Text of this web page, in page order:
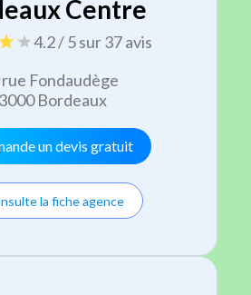
Centre
4.2 / 5 sur 37 avis
rue Fondaudège
Bordeaux
un devis gratuit
la fiche agence